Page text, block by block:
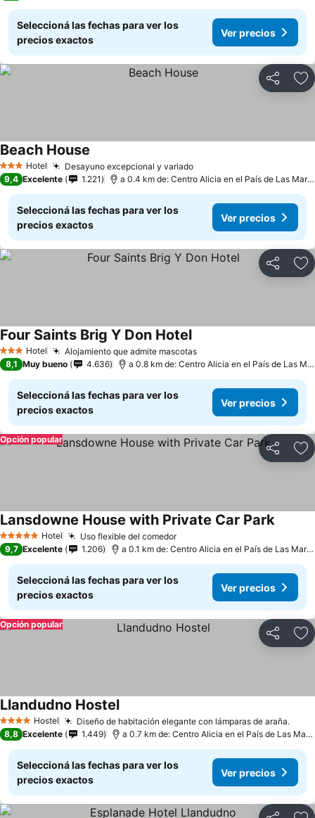
Seleccioná las fechas para ver los
precios exactos
Ver precios
Compartir
3 Estrellas
Hotel Desayuno excepcional y variado
Beach House
9,4 Excelente 1.221 a 0.4 km de: Centro Alicia en el País de Las Maravillas
Seleccioná las fechas para ver los
precios exactos
Ver precios
Compartir
3 Estrellas
Hotel Alojamiento que admite mascotas
Four Saints Brig Y Don Hotel
8,1 Muy bueno 4.636 a 0.8 km de: Centro Alicia en el País de Las Maravillas
Seleccioná las fechas para ver los
precios exactos
Ver precios
Compartir
Opción popular
5 Estrellas Hotel Uso flexible del comedor
Lansdowne House with Private Car Park
9,7 Excelente 1.206 a 0.1 km de: Centro Alicia en el País de Las Maravillas
Seleccioná las fechas para ver los
precios exactos
Ver precios
Compartir
Opción popular
4 EstrellasHostel Diseño de habitación elegante con lámparas de araña.
Llandudno Hostel
8,8 Excelente 1.449 a 0.7 km de: Centro Alicia en el País de Las Maravillas
Seleccioná las fechas para ver los
precios exactos
Ver precios